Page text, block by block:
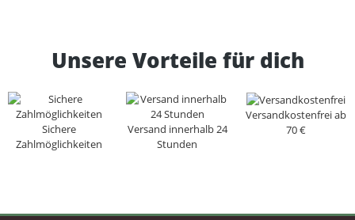
Unsere Vorteile für dich
Sichere
Zahlmöglichkeiten
Versand innerhalb 24
Stunden
Versandkostenfrei ab
70 €